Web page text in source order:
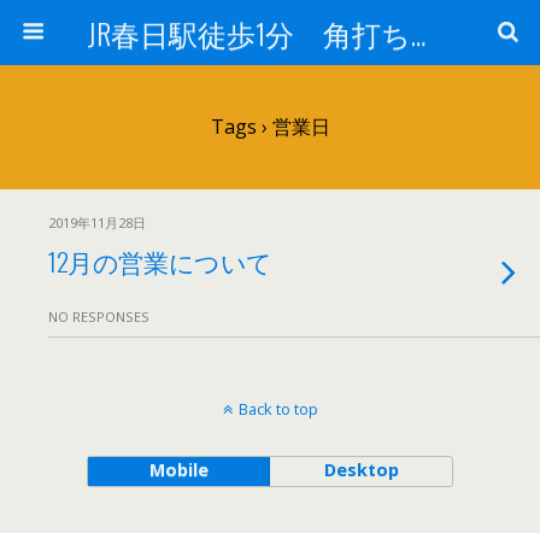
JR春日駅徒歩1分 角打ち 酒のフヨー
Tags › 営業日
2019年11月28日
12月の営業について
NO RESPONSES
Back to top
Mobile Desktop